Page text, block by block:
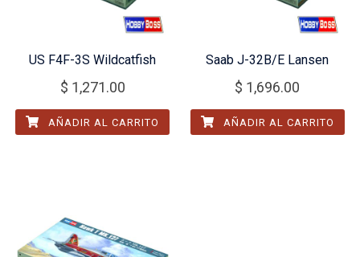
US F4F-3S Wildcatfish
$ 1,271.00
AÑADIR AL CARRITO
Saab J-32B/E Lansen
$ 1,696.00
AÑADIR AL CARRITO